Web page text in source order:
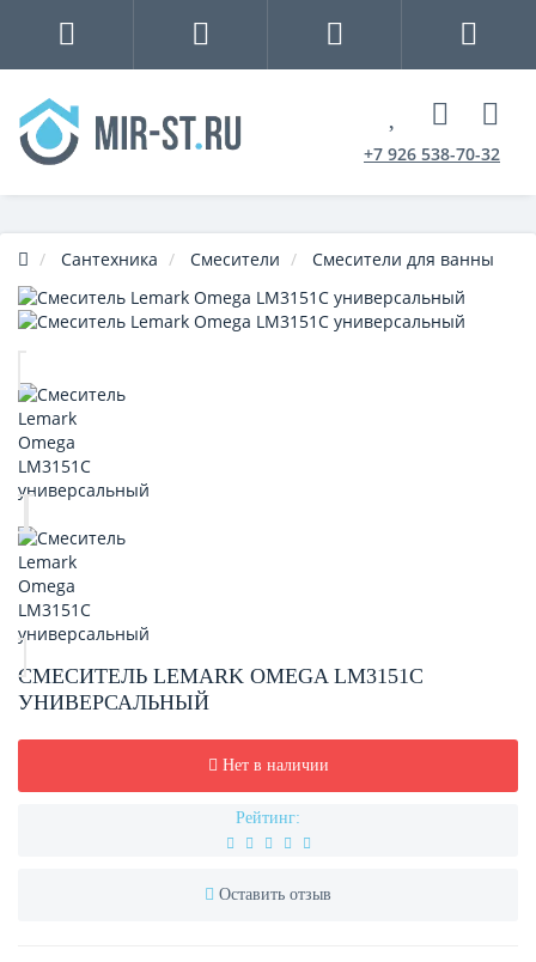
+7 926 538-70-32
Сантехника Смесители Смесители для ванны
СМЕСИТЕЛЬ LEMARK OMEGA LM3151C
УНИВЕРСАЛЬНЫЙ
Нет в наличии
Рейтинг:
Оставить отзыв